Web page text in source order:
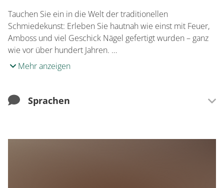
Tauchen Sie ein in die Welt der traditionellen
Schmiedekunst: Erleben Sie hautnah wie einst mit Feuer,
Amboss und viel Geschick Nägel gefertigt wurden – ganz
wie vor über hundert Jahren. …
Mehr anzeigen
Sprachen